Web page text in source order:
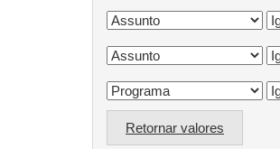
Retornar valores